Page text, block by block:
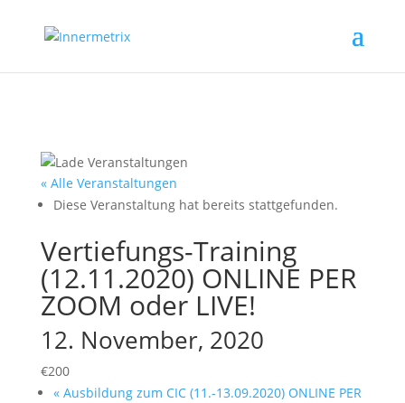
« Alle Veranstaltungen
Diese Veranstaltung hat bereits stattgefunden.
Vertiefungs-Training
(12.11.2020) ONLINE PER
ZOOM oder LIVE!
12. November, 2020
€200
«Ausbildung zum CIC (11.-13.09.2020) ONLINE PER